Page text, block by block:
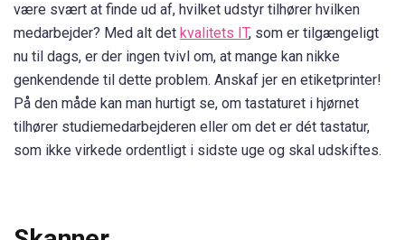
være svært at finde ud af, hvilket udstyr tilhører hvilken
medarbejder? Med alt det kvalitets IT, som er tilgængeligt
nu til dags, er der ingen tvivl om, at mange kan nikke
genkendende til dette problem. Anskaf jer en etiketprinter!
På den måde kan man hurtigt se, om tastaturet i hjørnet
tilhører studiemedarbejderen eller om det er dét tastatur,
som ikke virkede ordentligt i sidste uge og skal udskiftes.